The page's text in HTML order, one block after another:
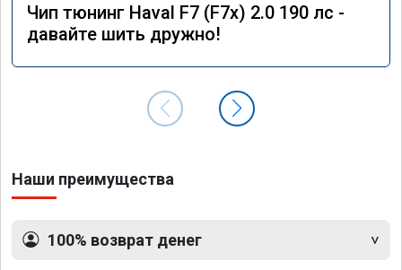
Чип тюнинг Haval F7 (F7x) 2.0 190 лс -
давайте шить дружно!
Наши преимущества
100% возврат денег